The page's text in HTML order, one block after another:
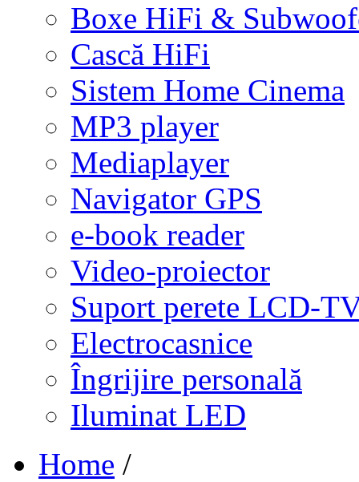
Boxe HiFi &
Cască HiFi
Sistem Home Cinema
MP3 player
Mediaplayer
Navigator GPS
e-book reader
Video-proiector
Suport perete LCD-
Electrocasnice
Îngrijire personală
Iluminat LED
Home /